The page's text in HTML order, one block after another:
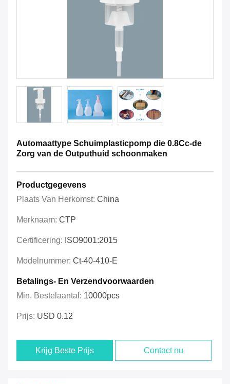
Automaattype Schuimplasticpomp die 0.8Cc-de
Zorg van de Outputhuid schoonmaken
Productgegevens
Plaats Van Herkomst: China
Merknaam: CTP
Certificering: ISO9001:2015
Modelnummer: Ct-40-410-E
Betalings- En Verzendvoorwaarden
Min. Bestelaantal: 10000pcs
Prijs: USD 0.12
Krijg Beste Prijs Contact nu